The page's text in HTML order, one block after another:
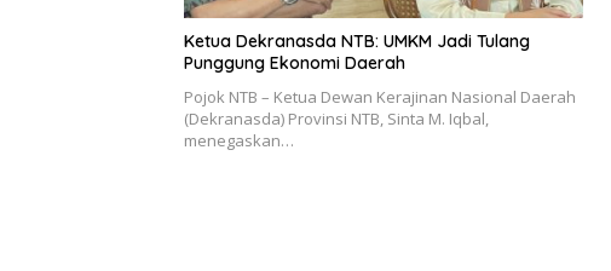
Ketua Dekranasda NTB: UMKM Jadi Tulang
Punggung Ekonomi Daerah
Pojok NTB – Ketua Dewan Kerajinan Nasional Daerah
(Dekranasda) Provinsi NTB, Sinta M. Iqbal,
menegaskan…